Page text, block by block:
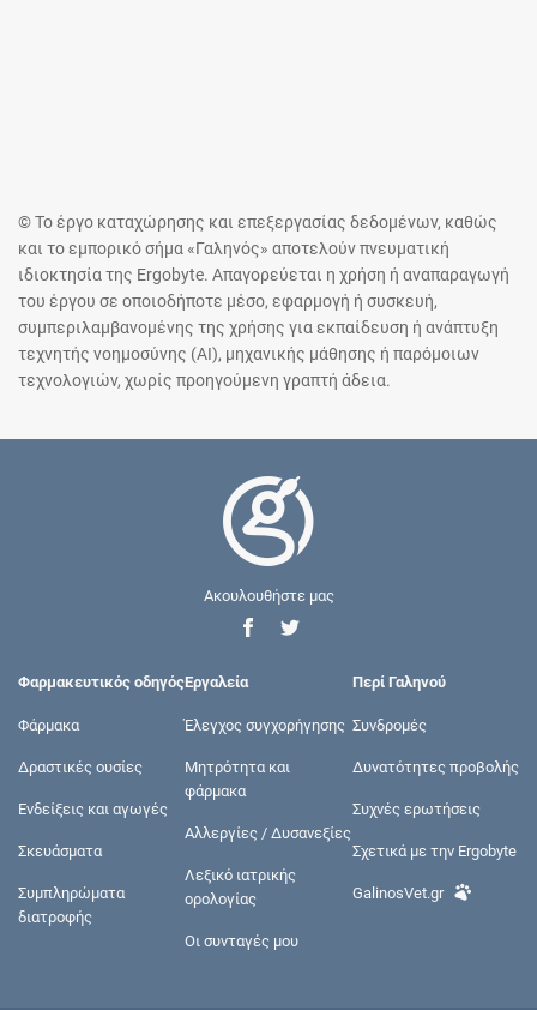
© Το έργο καταχώρησης και επεξεργασίας δεδομένων, καθώς
και το εμπορικό σήμα «Γαληνός» αποτελούν πνευματική
ιδιοκτησία της Ergobyte. Απαγορεύεται η χρήση ή αναπαραγωγή
του έργου σε οποιοδήποτε μέσο, εφαρμογή ή συσκευή,
συμπεριλαμβανομένης της χρήσης για εκπαίδευση ή ανάπτυξη
τεχνητής νοημοσύνης (AI), μηχανικής μάθησης ή παρόμοιων
τεχνολογιών, χωρίς προηγούμενη γραπτή άδεια.
Ακουλουθήστε μας
Φαρμακευτικός οδηγός
Φάρμακα
Δραστικές ουσίες
Ενδείξεις και αγωγές
Σκευάσματα
Συμπληρώματα
διατροφής
Εργαλεία
Έλεγχος συγχορήγησης
Μητρότητα και
φάρμακα
Αλλεργίες / Δυσανεξίες
Λεξικό ιατρικής
ορολογίας
Οι συνταγές μου
Περί Γαληνού
Συνδρομές
Δυνατότητες προβολής
Συχνές ερωτήσεις
Σχετικά με την Ergobyte
GalinosVet.gr